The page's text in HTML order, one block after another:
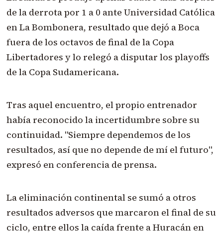
de la derrota por 1 a 0 ante Universidad Católica
en La Bombonera, resultado que dejó a Boca
fuera de los octavos de final de la Copa
Libertadores y lo relegó a disputar los playoffs
de la Copa Sudamericana.
Tras aquel encuentro, el propio entrenador
había reconocido la incertidumbre sobre su
continuidad. "Siempre dependemos de los
resultados, así que no depende de mí el futuro",
expresó en conferencia de prensa.
La eliminación continental se sumó a otros
resultados adversos que marcaron el final de su
ciclo, entre ellos la caída frente a Huracán en